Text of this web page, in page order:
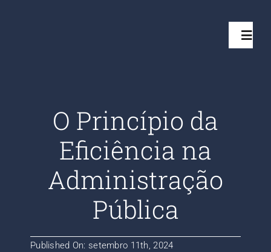
Projetos
O Princípio da
Eficiência na
Administração
Pública
Published On: setembro 11th, 2024